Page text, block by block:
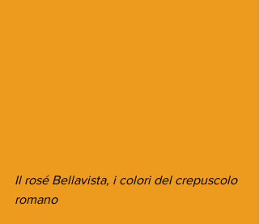
Il rosé Bellavista, i colori del crepuscolo
romano